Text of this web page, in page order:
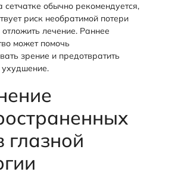
обычно рекомендуется,
риск необратимой потери
отложить лечение. Раннее
может помочь
зрение и предотвратить
глазной